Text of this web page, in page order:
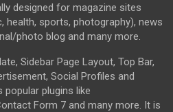
designed for magazine sites
health, sports, photography), news
photo blog and many more.
Sidebar Page Layout, Top Bar,
Social Profiles and
popular plugins like
Form 7 and many more. It is